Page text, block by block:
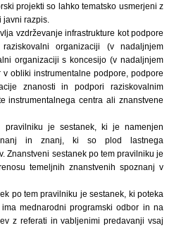
projekti so lahko tematsko usmerjeni z
razpis.
vzdrževanje infrastrukture kot podpore
organizaciji (v nadaljnjem
organizaciji s koncesijo (v nadaljnjem
obliki instrumentalne podpore, podpore
znanosti in podpori raziskovalnim
instrumentalnega centra ali znanstvene
pravilniku je sestanek, ki je namenjen
in znanj, ki so plod lastnega
Znanstveni sestanek po tem pravilniku je
temeljnih znanstvenih spoznanj v
po tem pravilniku je sestanek, ki poteka
mednarodni programski odbor in na
z referati in vabljenimi predavanji vsaj